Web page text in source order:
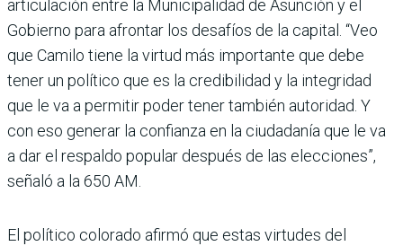
articulación entre la Municipalidad de Asunción y el
Gobierno para afrontar los desafíos de la capital. “Veo
que Camilo tiene la virtud más importante que debe
tener un político que es la credibilidad y la integridad
que le va a permitir poder tener también autoridad. Y
con eso generar la confianza en la ciudadanía que le va
a dar el respaldo popular después de las elecciones”,
señaló a la 650 AM.
El político colorado afirmó que estas virtudes del